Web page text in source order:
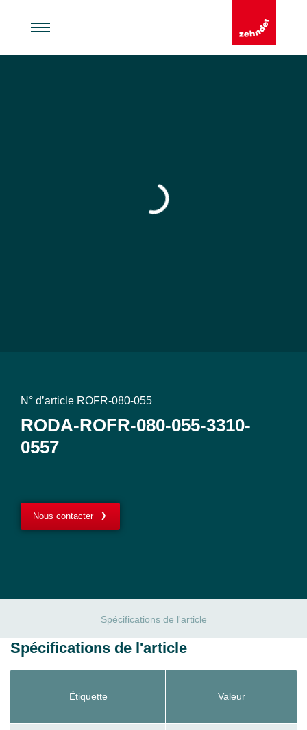
N° d’article ROFR-080-055
RODA-ROFR-080-055-3310-
0557
Nous contacter
Spécifications de l'article
Spécifications de l'article
Étiquette Valeur